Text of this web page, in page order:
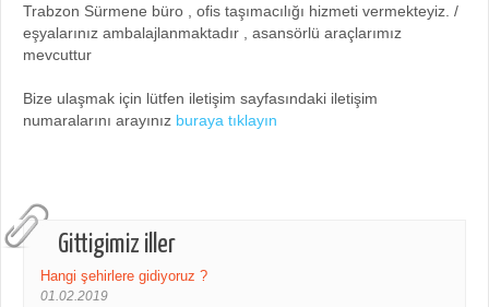
Gittigimiz iller
Hangi şehirlere gidiyoruz ?
01.02.2019
Trabzon Sürmene büro , ofis taşımacılığı hizmeti vermekteyiz. /
eşyalarınız ambalajlanmaktadır , asansörlü araçlarımız
mevcuttur
Bize ulaşmak için lütfen iletişim sayfasındaki iletişim
numaralarını arayınız buraya tıklayın